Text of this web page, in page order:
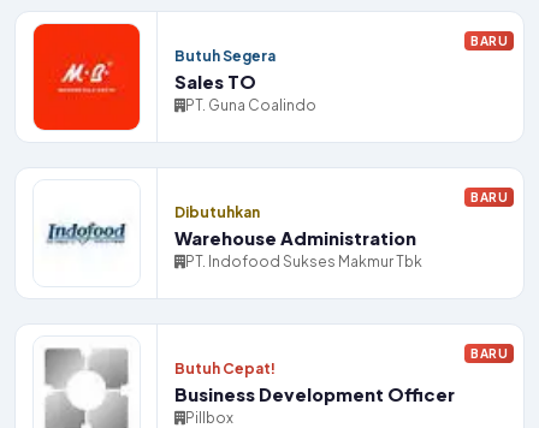
Butuh Segera
Sales TO
PT. Guna Coalindo
BARU
Dibutuhkan
Warehouse Administration
PT. Indofood Sukses Makmur Tbk
BARU
Butuh Cepat!
Business Development Officer
Pillbox
BARU